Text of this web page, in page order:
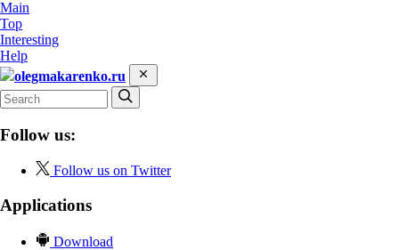
Main
Top
Interesting
Help
olegmakarenko.ru
Follow us:
Follow us on Twitter
Applications
Download